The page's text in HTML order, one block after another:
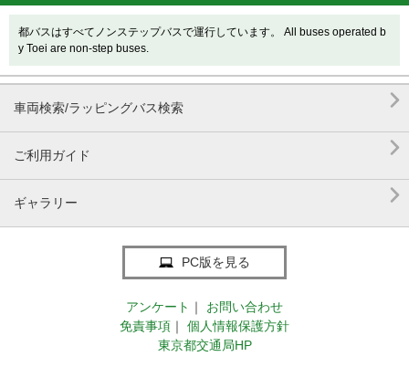
都バスはすべてノンステップバスで運行しています。 All buses operated b
y Toei are non-step buses.
車両検索/ラッピングバス検索 
ご利用ガイド 
ギャラリー 
PC版を見る
アンケート ｜
お問い合わせ
免責事項 ｜
個人情報保護方針
東京都交通局HP